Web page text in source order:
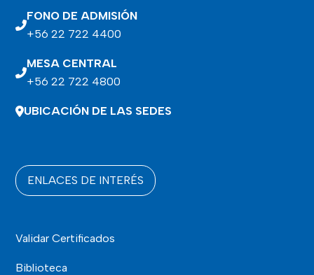
FONO DE ADMISIÓN
+56 22 722 4400
MESA CENTRAL
+56 22 722 4800
UBICACIÓN DE LAS SEDES
ENLACES DE INTERÉS
Validar Certificados
Biblioteca